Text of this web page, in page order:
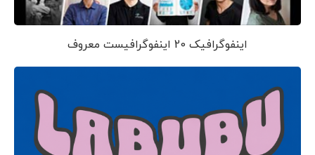
اینفوگرافیک 20 اینفوگرافیست معروف